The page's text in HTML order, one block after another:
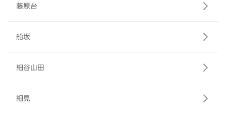
藤原台
船坂
細谷山田
細見